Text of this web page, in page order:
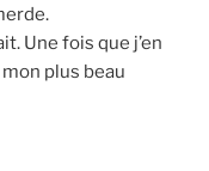
Une fois que j’en
plus beau